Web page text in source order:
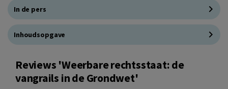
In de pers
Inhoudsopgave
Reviews 'Weerbare rechtsstaat: de
vangrails in de Grondwet'